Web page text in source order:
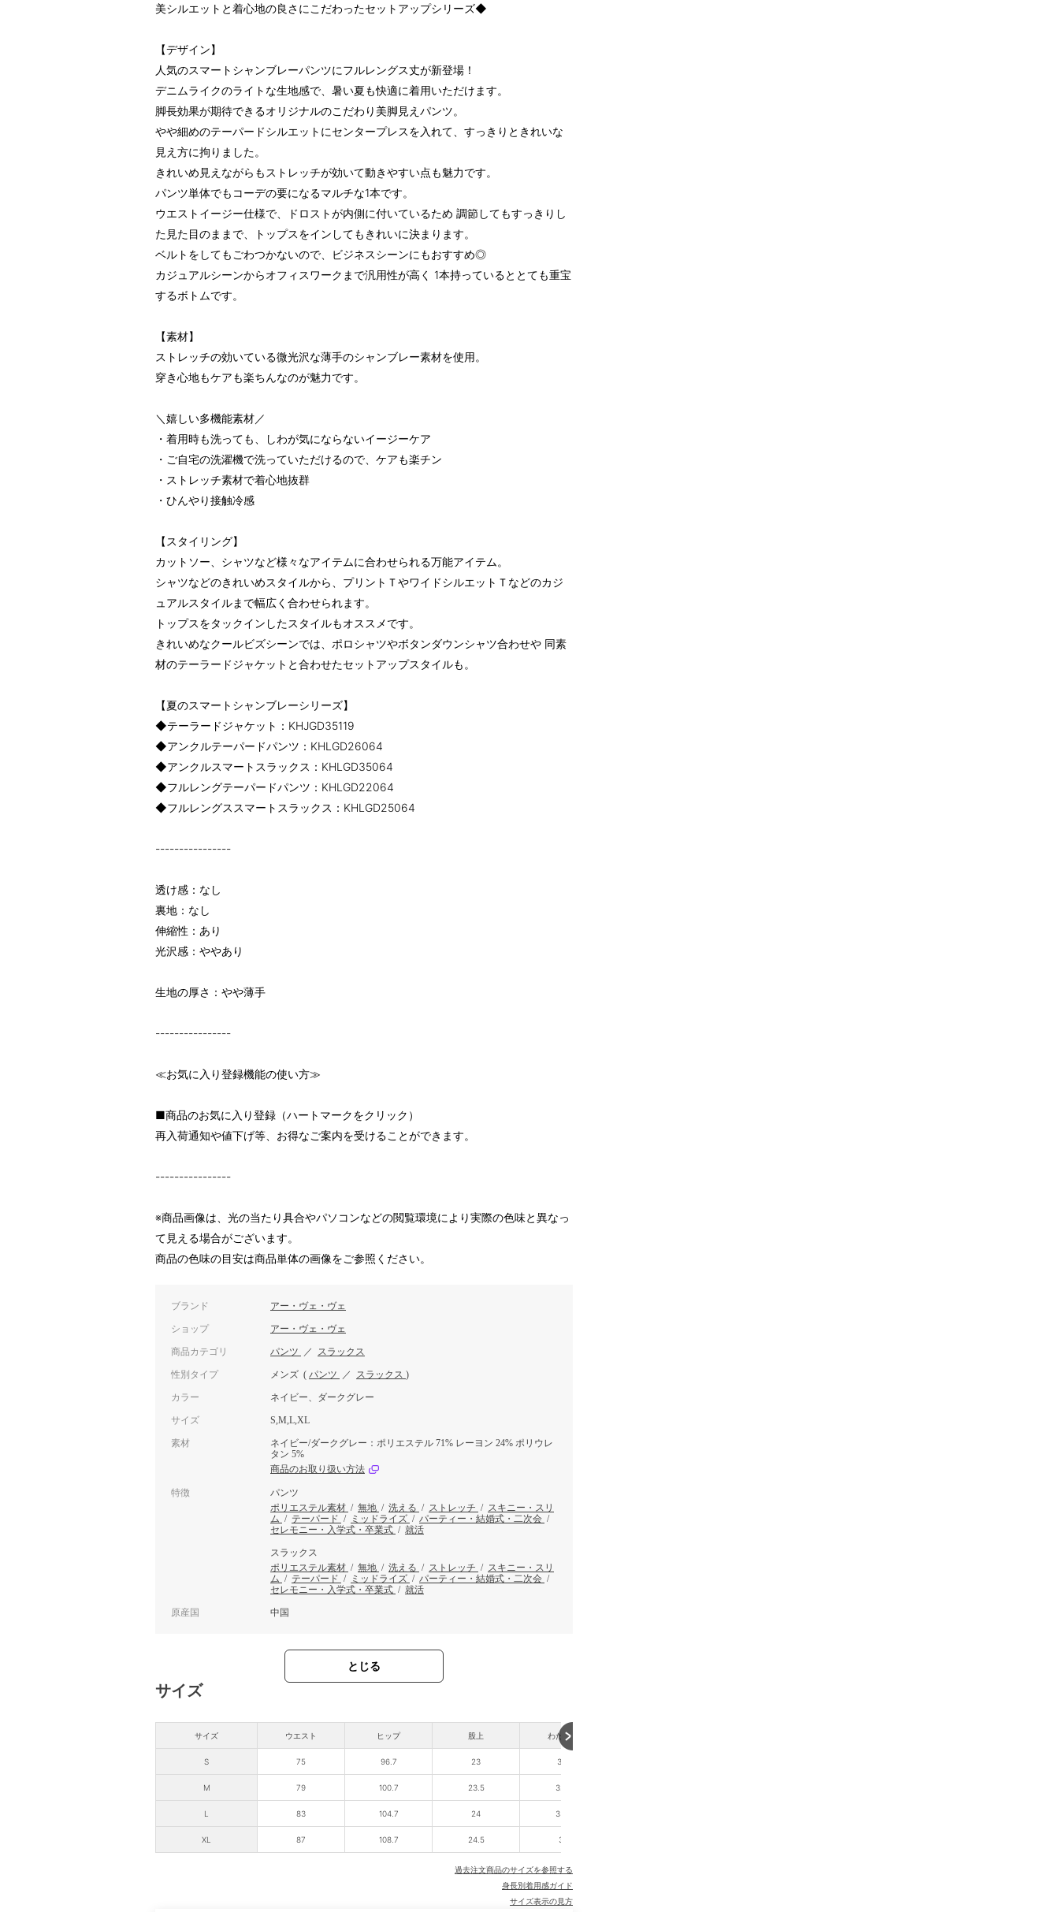
美シルエットと着心地の良さにこだわったセットアップシリーズ◆
【デザイン】
人気のスマートシャンブレーパンツにフルレングス丈が新登場！
デニムライクのライトな生地感で、暑い夏も快適に着用いただけます。
脚長効果が期待できるオリジナルのこだわり美脚見えパンツ。
やや細めのテーパードシルエットにセンタープレスを入れて、すっきりときれいな
見え方に拘りました。
きれいめ見えながらもストレッチが効いて動きやすい点も魅力です。
パンツ単体でもコーデの要になるマルチな1本です。
ウエストイージー仕様で、ドロストが内側に付いているため 調節してもすっきりし
た見た目のままで、トップスをインしてもきれいに決まります。
ベルトをしてもごわつかないので、ビジネスシーンにもおすすめ◎
カジュアルシーンからオフィスワークまで汎用性が高く 1本持っているととても重宝
するボトムです。
【素材】
ストレッチの効いている微光沢な薄手のシャンブレー素材を使用。
穿き心地もケアも楽ちんなのが魅力です。
＼嬉しい多機能素材／
・着用時も洗っても、しわが気にならないイージーケア
・ご自宅の洗濯機で洗っていただけるので、ケアも楽チン
・ストレッチ素材で着心地抜群
・ひんやり接触冷感
【スタイリング】
カットソー、シャツなど様々なアイテムに合わせられる万能アイテム。
シャツなどのきれいめスタイルから、プリントＴやワイドシルエットＴなどのカジ
ュアルスタイルまで幅広く合わせられます。
トップスをタックインしたスタイルもオススメです。
きれいめなクールビズシーンでは、ポロシャツやボタンダウンシャツ合わせや 同素
材のテーラードジャケットと合わせたセットアップスタイルも。
【夏のスマートシャンブレーシリーズ】
◆テーラードジャケット：KHJGD35119
◆アンクルテーパードパンツ：KHLGD26064
◆アンクルスマートスラックス：KHLGD35064
◆フルレングテーパードパンツ：KHLGD22064
◆フルレングススマートスラックス：KHLGD25064
----------------
透け感：なし
裏地：なし
伸縮性：あり
光沢感：ややあり
生地の厚さ：やや薄手
----------------
≪お気に入り登録機能の使い方≫
■商品のお気に入り登録（ハートマークをクリック）
再入荷通知や値下げ等、お得なご案内を受けることができます。
----------------
※商品画像は、光の当たり具合やパソコンなどの閲覧環境により実際の色味と異なっ
て見える場合がございます。
商品の色味の目安は商品単体の画像をご参照ください。
ブランド アー・ヴェ・ヴェ
ショップ アー・ヴェ・ヴェ
商品カテゴリ パンツ ／ スラックス
性別タイプ メンズ ( パンツ ／ スラックス )
カラー ネイビー、ダークグレー
サイズ S,M,L,XL
素材
ネイビー/ダークグレー：ポリエステル 71% レーヨン 24% ポリウレ
タン 5%
商品のお取り扱い方法
特徴
パンツ
ポリエステル素材 / 無地 / 洗える / ストレッチ / スキニー・スリ
ム / テーパード / ミッドライズ / パーティー・結婚式・二次会 /
セレモニー・入学式・卒業式 / 就活
スラックス
ポリエステル素材 / 無地 / 洗える / ストレッチ / スキニー・スリ
ム / テーパード / ミッドライズ / パーティー・結婚式・二次会 /
セレモニー・入学式・卒業式 / 就活
原産国 中国
とじる
サイズ
サイズ
S
M
L
XL
ウエスト ヒップ 股上 わたり幅
75 96.7 23 31.1
79 100.7 23.5 32.4
83 104.7 24 33.7
87 108.7 24.5 35
過去注文商品のサイズを参照する
身長別着用感ガイド
サイズ表示の見方